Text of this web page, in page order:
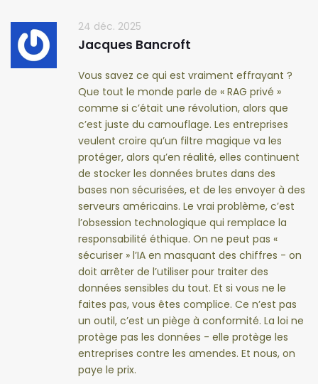
24 déc. 2025
Jacques Bancroft
Vous savez ce qui est vraiment effrayant ?
Que tout le monde parle de « RAG privé »
comme si c’était une révolution, alors que
c’est juste du camouflage. Les entreprises
veulent croire qu’un filtre magique va les
protéger, alors qu’en réalité, elles continuent
de stocker les données brutes dans des
bases non sécurisées, et de les envoyer à des
serveurs américains. Le vrai problème, c’est
l’obsession technologique qui remplace la
responsabilité éthique. On ne peut pas «
sécuriser » l’IA en masquant des chiffres - on
doit arrêter de l’utiliser pour traiter des
données sensibles du tout. Et si vous ne le
faites pas, vous êtes complice. Ce n’est pas
un outil, c’est un piège à conformité. La loi ne
protège pas les données - elle protège les
entreprises contre les amendes. Et nous, on
paye le prix.